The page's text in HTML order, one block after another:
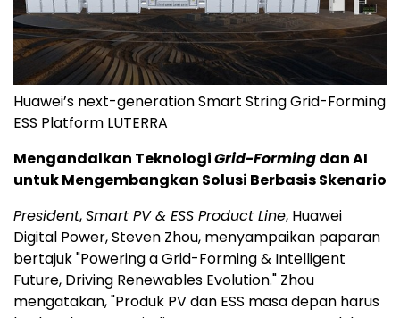
Huawei’s next-generation Smart String Grid-Forming
ESS Platform LUTERRA
Mengandalkan TeknologiGrid-Formingdan AI
untuk Mengembangkan Solusi Berbasis Skenario
President,Smart PV & ESS Product Line, Huawei
Digital Power, Steven Zhou, menyampaikan paparan
bertajuk "Powering a Grid-Forming & Intelligent
Future, Driving Renewables Evolution." Zhou
mengatakan, "Produk PV dan ESS masa depan harus